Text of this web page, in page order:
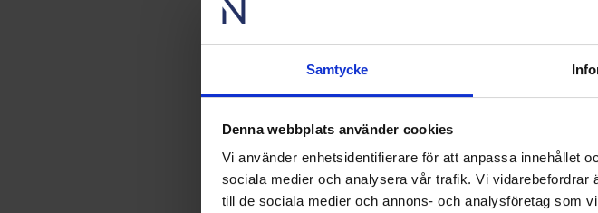
Samtycke
Denna webbplats använder cookies
Vi använder enhetsidentifierare för att anpassa innehållet
sociala medier och analysera vår trafik. Vi vidarebefordrar
till de sociala medier och annons- och analysföretag som